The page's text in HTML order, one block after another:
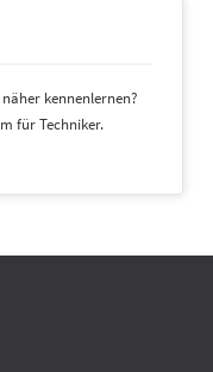
kennenlernen?
für Techniker.